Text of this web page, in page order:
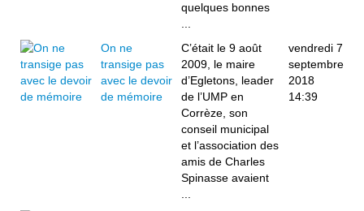
quelques bonnes
On ne
transige pas
avec le devoir
de mémoire
C’était le 9 août
2009, le maire
d’Egletons, leader
de l’UMP en
Corrèze, son
conseil municipal
et l’association des
amis de Charles
Spinasse avaient
vendredi 7
septembre
2018
14:39